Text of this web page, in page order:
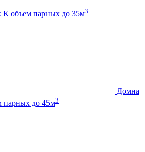
К объем парных до 35м3
Домна
парных до 45м3